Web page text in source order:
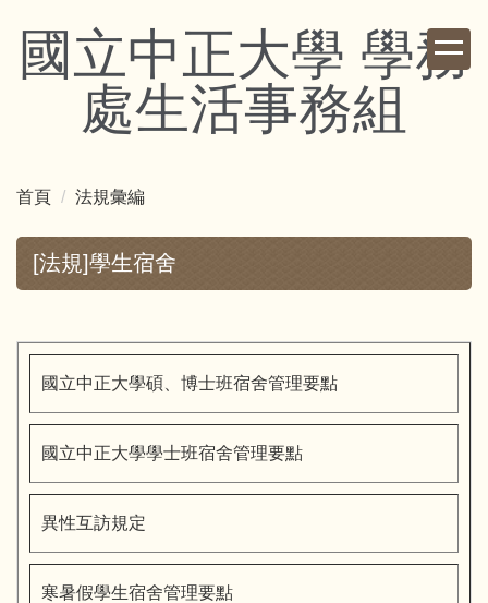
主國立中正大學 學務
處生活事務組
首頁 法規彙編
[法規]學生宿舍
國立中正大學碩、博士班宿舍管理要點
國立中正大學學士班宿舍管理要點
異性互訪規定
寒暑假學生宿舍管理要點